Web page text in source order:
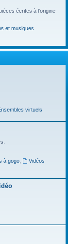
écrites à l'origine
et musiques
virtuels
à gogo,
Vidéos